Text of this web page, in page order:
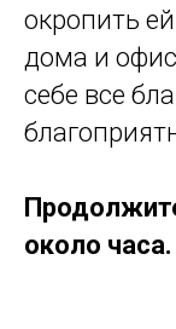
окропить
дома и
себе все
около часа.